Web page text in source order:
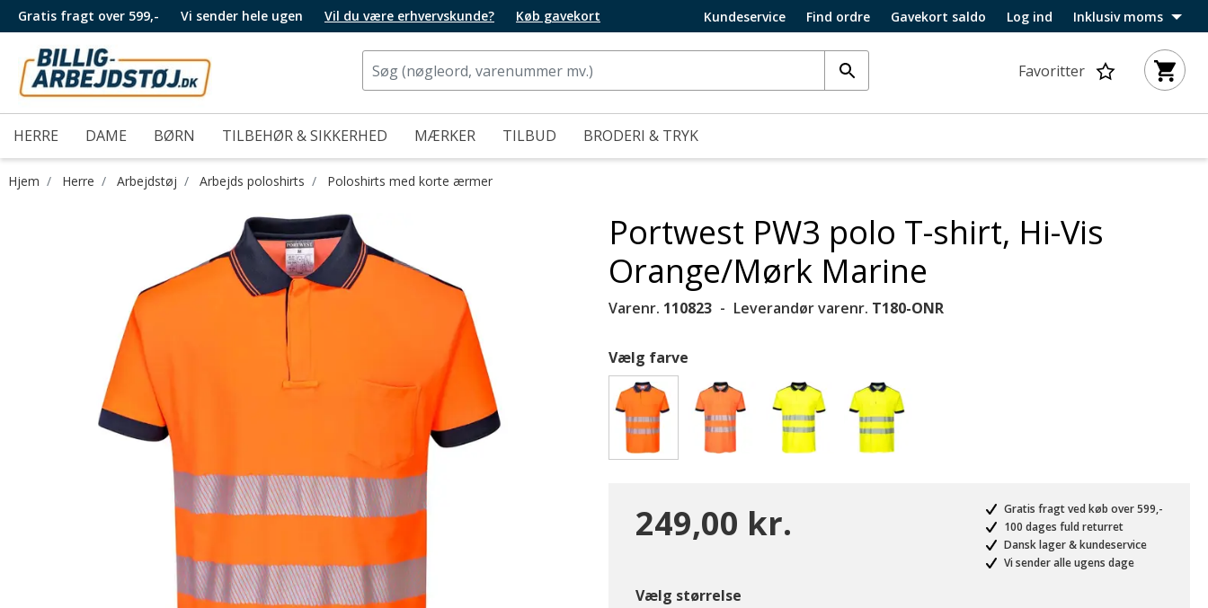
Gratis fragt over 599,- Vi sender hele ugen Vil du være erhvervskunde? Køb gavekort Kundeservice Find ordre Gavekort saldo Log ind Inklusiv moms
Favoritter
HERRE DAME BØRN TILBEHØR & SIKKERHED MÆRKER TILBUD BRODERI & TRYK
Hjem Herre Arbejdstøj Arbejds poloshirts Poloshirts med korte ærmer
Portwest PW3 polo T-shirt, Hi-Vis
Orange/Mørk Marine
Varenr. 110823 Leverandør varenr. T180-ONR
Vælg farve
249,00 kr.
Gratis fragt ved køb over 599,-
100 dages fuld returret
Dansk lager & kundeservice
Vi sender alle ugens dage
Vælg størrelse